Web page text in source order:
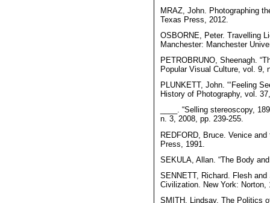
MRAZ, John. Photographing
Texas Press, 2012.
OSBORNE, Peter. Travelling
Manchester: Manchester
PETROBRUNO, Sheenagh.
Popular Visual Culture, vol. 9,
PLUNKETT, John. “‘Feeling
History of Photography, vol.
____. “Selling stereoscopy,
n. 3, 2008, pp. 239-255.
REDFORD, Bruce. Venice
Press, 1991.
SEKULA, Allan. “The Body
SENNETT, Richard. Flesh
Civilization. New York: Norton,
SMITH, Lindsay. The Politics